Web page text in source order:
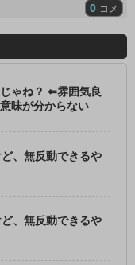
0 コメ
ゃね？ ⇐雰囲気良
味が分からない
、無反動できるや
、無反動できるや